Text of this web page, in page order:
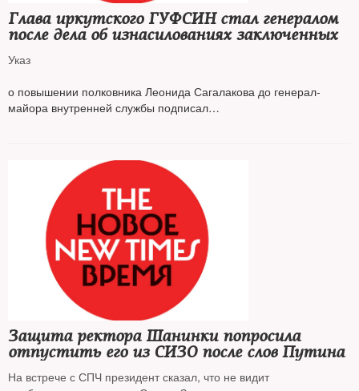
Глава иркутского ГУФСИН стал генералом
после дела об изнасилованиях заключенных
Указ
о повышении полковника Леонида Сагалакова до генерал-
майора внутренней службы подписал
Защита ректора Шанинки попросила
отпустить его из СИЗО после слов Путина
На встрече с СПЧ президент сказал, что не видит